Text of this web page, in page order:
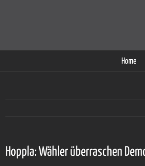
Home
Hoppla: Wähler überraschen
dieser Seite bei der Bereitstellung der